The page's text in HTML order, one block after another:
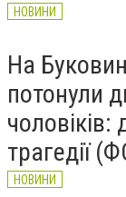
НОВИНИ
На
потонули
чоловіків:
трагедії
НОВИНИ